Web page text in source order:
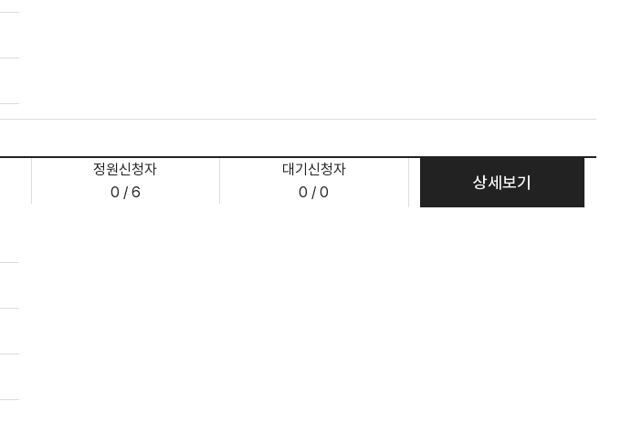
정원신청자
0 / 6
대기신청자
0 / 0
상세보기